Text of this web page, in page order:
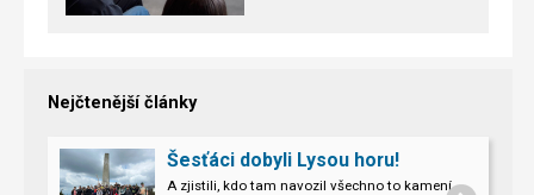
Nejčtenější články
Šesťáci dobyli Lysou horu!
A zjistili, kdo tam navozil všechno to kamení.